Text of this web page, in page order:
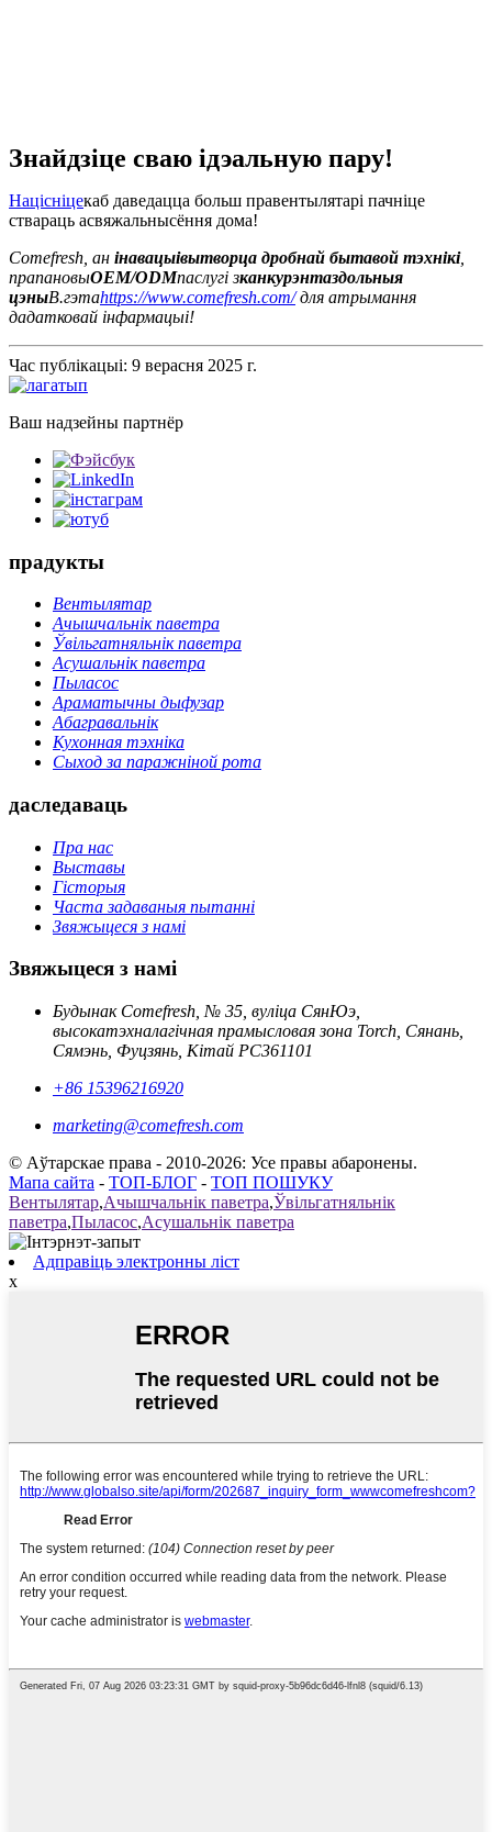
Знайдзіце сваю ідэальную пару!
Націсніцекаб даведацца больш правентылятарі пачніце
ствараць асвяжальнысёння дома!
Comefresh, ан інавацыівытворца дробнай бытавой тэхнікі,
прапановыOEM/ODMпаслугі зканкурэнтаздольныя
цэныВ.гэтаhttps://www.comefresh.com/ для атрымання
дадатковай інфармацыі!
Час публікацыі: 9 верасня 2025 г.
Ваш надзейны партнёр
прадукты
Вентылятар
Ачышчальнік паветра
Ўвільгатняльнік паветра
Асушальнік паветра
Пыласос
Араматычны дыфузар
Абагравальнік
Кухонная тэхніка
Сыход за паражніной рота
даследаваць
Пра нас
Выставы
Гісторыя
Часта задаваныя пытанні
Звяжыцеся з намі
Звяжыцеся з намі
Будынак Comefresh, № 35, вуліца СянЮэ,
высокатэхналагічная прамысловая зона Torch, Сянань,
Сямэнь, Фуцзянь, Кітай PC361101
+86 15396216920
marketing@comefresh.com
© Аўтарскае права - 2010-2026: Усе правы абаронены.
Мапа сайта - ТОП-БЛОГ - ТОП ПОШУКУ
Вентылятар,Ачышчальнік паветра,Ўвільгатняльнік
паветра,Пыласос,Асушальнік паветра
Адправіць электронны ліст
x